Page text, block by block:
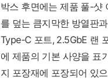
박스 후면에는 제품 풀-샷
를 덮는 큼지막한 방열판
Type-C 포트, 2.5GbE 랜
에 제품의 기본 사양을 표
지 포장재에 포장되어 있